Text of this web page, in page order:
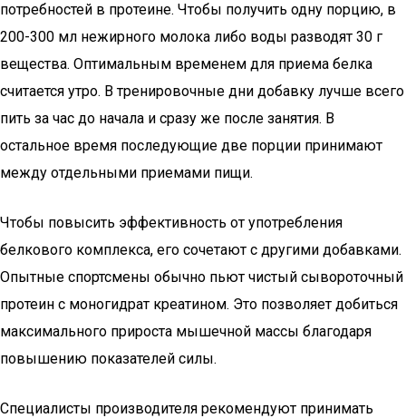
потребностей в протеине. Чтобы получить одну порцию, в
200-300 мл нежирного молока либо воды разводят 30 г
вещества. Оптимальным временем для приема белка
считается утро. В тренировочные дни добавку лучше всего
пить за час до начала и сразу же после занятия. В
остальное время последующие две порции принимают
между отдельными приемами пищи.
Чтобы повысить эффективность от употребления
белкового комплекса, его сочетают с другими добавками.
Опытные спортсмены обычно пьют чистый сывороточный
протеин с моногидрат креатином. Это позволяет добиться
максимального прироста мышечной массы благодаря
повышению показателей силы.
Специалисты производителя рекомендуют принимать